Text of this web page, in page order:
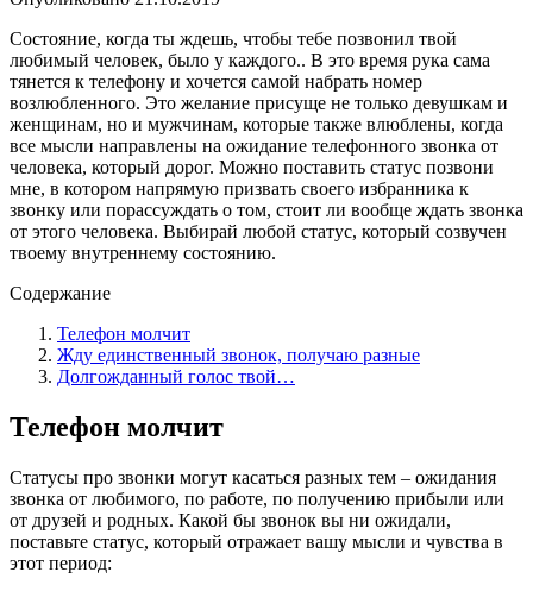
Состояние, когда ты ждешь, чтобы тебе позвонил твой
любимый человек, было у каждого.. В это время рука сама
тянется к телефону и хочется самой набрать номер
возлюбленного. Это желание присуще не только девушкам и
женщинам, но и мужчинам, которые также влюблены, когда
все мысли направлены на ожидание телефонного звонка от
человека, который дорог. Можно поставить статус позвони
мне, в котором напрямую призвать своего избранника к
звонку или порассуждать о том, стоит ли вообще ждать звонка
от этого человека. Выбирай любой статус, который созвучен
твоему внутреннему состоянию.
Содержание
Телефон молчит
Жду единственный звонок, получаю разные
Долгожданный голос твой…
Телефон молчит
Статусы про звонки могут касаться разных тем – ожидания
звонка от любимого, по работе, по получению прибыли или
от друзей и родных. Какой бы звонок вы ни ожидали,
поставьте статус, который отражает вашу мысли и чувства в
этот период: